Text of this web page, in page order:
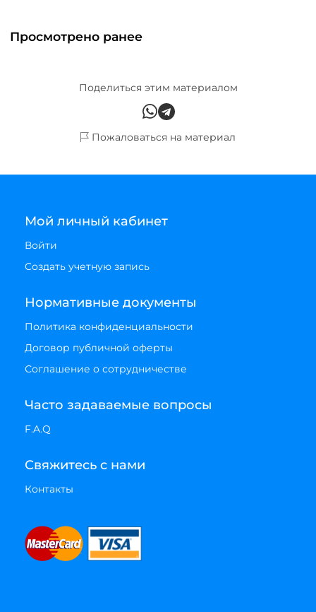
Просмотрено ранее
Поделиться этим материалом
Пожаловаться на материал
Мой личный кабинет
Войти
Создать учетную запись
Нормативные документы
Политика конфиденциальности
Договор публичной оферты
Соглашение о сотрудничестве
Часто задаваемые вопросы
F.A.Q
Свяжитесь с нами
Контакты